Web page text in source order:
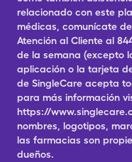
relacionado con este
médicas, comunícate
Atención al Cliente al
de la semana (excepto
aplicación o la tarjeta
de SingleCare acepta
para más información
https://
nombres, logotipos,
las farmacias son
dueños.